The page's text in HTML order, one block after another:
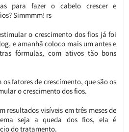
para fazer o cabelo crescer e
Simmmm! rs
o crescimento dos fios já foi
e amanhã coloco mais um antes e
fórmulas, com ativos tão bons
fatores de crescimento, que são os
o crescimento dos fios.
resultados visíveis em três meses de
seja a queda dos fios, ela é
do tratamento.